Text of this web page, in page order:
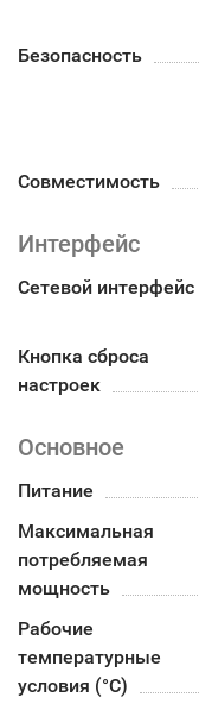
Безопасность
Совместимость
Интерфейс
Сетевой интерфейс
Кнопка сброса
настроек
Основное
Питание
Максимальная
потребляемая
мощность
Рабочие
температурные
условия (°С)